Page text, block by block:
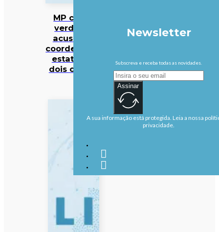
MP cabo-
verdiano
acusa ex-
coordenador
estatal de
dois crimes
Newsletter
Subscreva e receba todas as novidades.
Assinar
A sua informação está protegida. Leia a nossa
privacidade.